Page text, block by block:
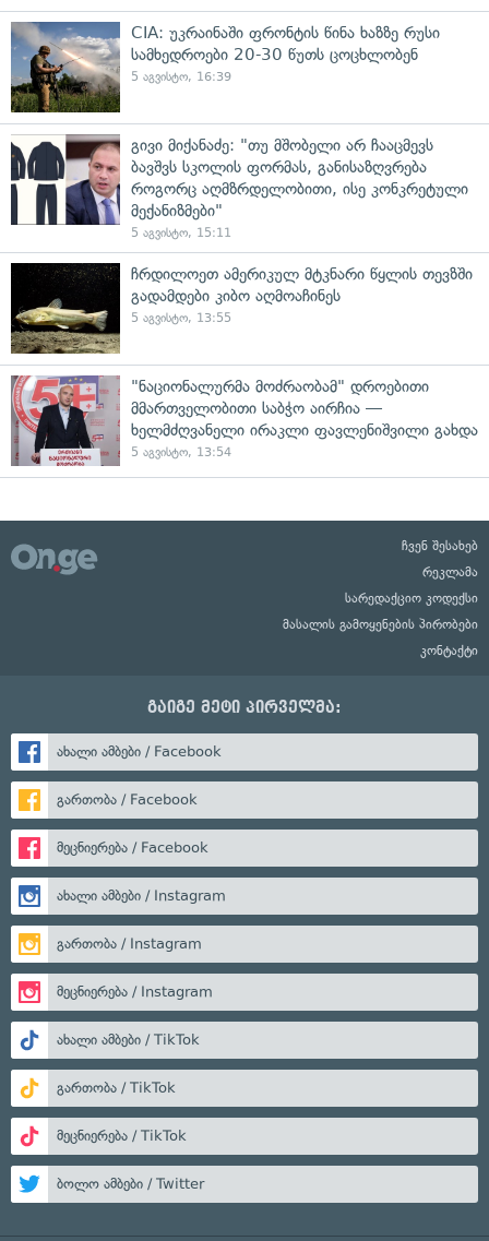
CIA: უკრაინაში ფრონტის წინა ხაზზე რუსი
სამხედროები 20-30 წუთს ცოცხლობენ
5 აგვისტო, 16:39
გივი მიქანაძე: "თუ მშობელი არ ჩააცმევს
ბავშვს სკოლის ფორმას, განისაზღვრება
როგორც აღმზრდელობითი, ისე კონკრეტული
მექანიზმები"
5 აგვისტო, 15:11
ჩრდილოეთ ამერიკულ მტკნარი წყლის თევზში
გადამდები კიბო აღმოაჩინეს
5 აგვისტო, 13:55
"ნაციონალურმა მოძრაობამ" დროებითი
მმართველობითი საბჭო აირჩია —
ხელმძღვანელი ირაკლი ფავლენიშვილი გახდა
5 აგვისტო, 13:54
ჩვენ შესახებ
რეკლამა
სარედაქციო კოდექსი
მასალის გამოყენების პირობები
კონტაქტი
გაიგე მეტი პირველმა:
ახალი ამბები / Facebook
გართობა / Facebook
მეცნიერება / Facebook
ახალი ამბები / Instagram
გართობა / Instagram
მეცნიერება / Instagram
ახალი ამბები / TikTok
გართობა / TikTok
მეცნიერება / TikTok
ბოლო ამბები / Twitter